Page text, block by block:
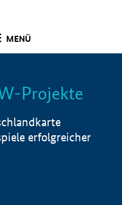
MENÜ
Info
Projekte
erfolgreicher